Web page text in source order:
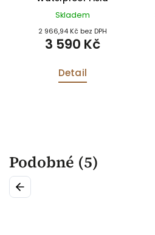
Skladem
2 966,94 Kč bez DPH
3 590 Kč
Detail
Podobné (5)
Previous